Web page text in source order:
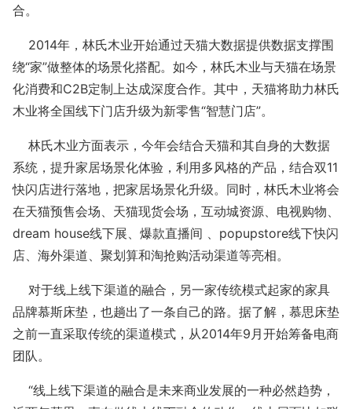
合。
2014年，林氏木业开始通过天猫大数据提供数据支撑围
绕“家”做整体的场景化搭配。如今，林氏木业与天猫在场景
化消费和C2B定制上达成深度合作。其中，天猫将助力林氏
木业将全国线下门店升级为新零售“智慧门店”。
林氏木业方面表示，今年会结合天猫和其自身的大数据
系统，提升家居场景化体验，利用多风格的产品，结合双11
快闪店进行落地，把家居场景化升级。同时，林氏木业将会
在天猫预售会场、天猫现货会场，互动城资源、电视购物、
dream house线下展、爆款直播间 、popupstore线下快闪
店、海外渠道、聚划算和淘抢购活动渠道等亮相。
对于线上线下渠道的融合，另一家传统模式起家的家具
品牌慕斯床垫，也趟出了一条自己的路。据了解，慕思床垫
之前一直采取传统的渠道模式，从2014年9月开始筹备电商
团队。
“线上线下渠道的融合是未来商业发展的一种必然趋势，